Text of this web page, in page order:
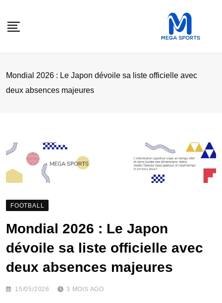
Mondial 2026 : Le Japon dévoile sa liste officielle avec
deux absences majeures
FOOTBALL
Mondial 2026 : Le Japon
dévoile sa liste officielle avec
deux absences majeures
15/05/2026 3 MOIS AGO